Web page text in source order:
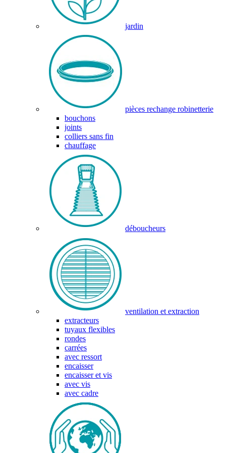
jardin
pièces rechange robinetterie
bouchons
joints
colliers sans fin
chauffage
déboucheurs
ventilation et extraction
extracteurs
tuyaux flexibles
rondes
carrées
avec ressort
encaisser
encaisser et vis
avec vis
avec cadre